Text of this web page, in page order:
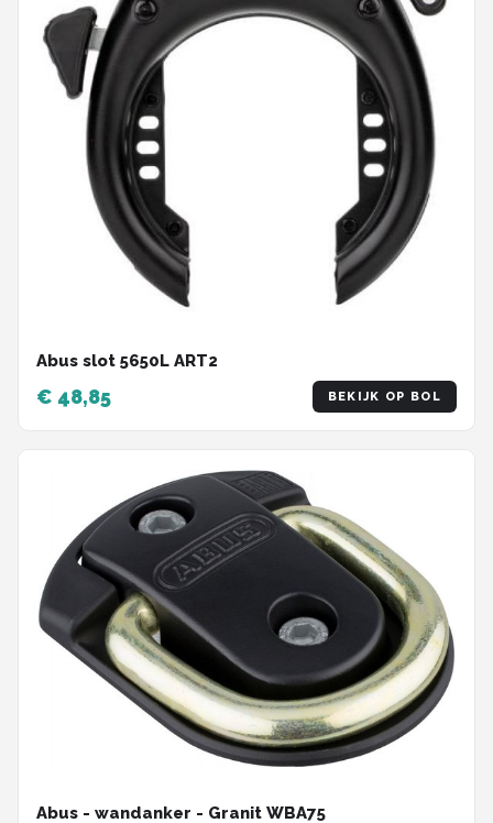
Abus slot 5650L ART2
€ 48,85 BEKIJK OP BOL
Abus - wandanker - Granit WBA75